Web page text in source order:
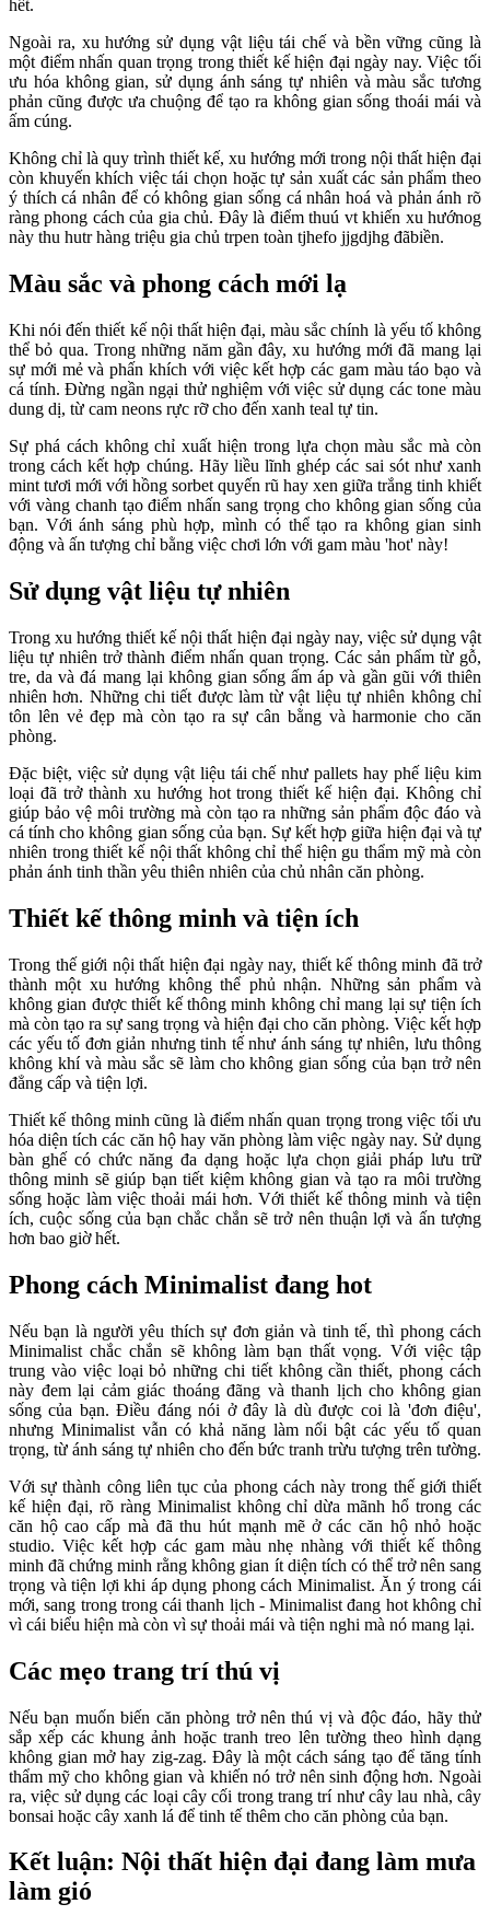
hết.
Ngoài ra, xu hướng sử dụng vật liệu tái chế và bền vững cũng là
một điểm nhấn quan trọng trong thiết kế hiện đại ngày nay. Việc tối
ưu hóa không gian, sử dụng ánh sáng tự nhiên và màu sắc tương
phản cũng được ưa chuộng để tạo ra không gian sống thoái mái và
ấm cúng.
Không chỉ là quy trình thiết kế, xu hướng mới trong nội thất hiện đại
còn khuyến khích việc tái chọn hoặc tự sản xuất các sản phẩm theo
ý thích cá nhân để có không gian sống cá nhân hoá và phản ánh rõ
ràng phong cách của gia chủ. Đây là điểm thuú vt khiến xu hướnog
này thu hutr hàng triệu gia chủ trpen toàn tjhefo jjgdjhg đãbiền.
Màu sắc và phong cách mới lạ
Khi nói đến thiết kế nội thất hiện đại, màu sắc chính là yếu tố không
thể bỏ qua. Trong những năm gần đây, xu hướng mới đã mang lại
sự mới mẻ và phấn khích với việc kết hợp các gam màu táo bạo và
cá tính. Đừng ngần ngại thử nghiệm với việc sử dụng các tone màu
dung dị, từ cam neons rực rỡ cho đến xanh teal tự tin.
Sự phá cách không chỉ xuất hiện trong lựa chọn màu sắc mà còn
trong cách kết hợp chúng. Hãy liều lĩnh ghép các sai sót như xanh
mint tươi mới với hồng sorbet quyến rũ hay xen giữa trắng tinh khiết
với vàng chanh tạo điểm nhấn sang trọng cho không gian sống của
bạn. Với ánh sáng phù hợp, mình có thể tạo ra không gian sinh
động và ấn tượng chỉ bằng việc chơi lớn với gam màu 'hot' này!
Sử dụng vật liệu tự nhiên
Trong xu hướng thiết kế nội thất hiện đại ngày nay, việc sử dụng vật
liệu tự nhiên trở thành điểm nhấn quan trọng. Các sản phẩm từ gỗ,
tre, da và đá mang lại không gian sống ấm áp và gần gũi với thiên
nhiên hơn. Những chi tiết được làm từ vật liệu tự nhiên không chỉ
tôn lên vẻ đẹp mà còn tạo ra sự cân bằng và harmonie cho căn
phòng.
Đặc biệt, việc sử dụng vật liệu tái chế như pallets hay phế liệu kim
loại đã trở thành xu hướng hot trong thiết kế hiện đại. Không chỉ
giúp bảo vệ môi trường mà còn tạo ra những sản phẩm độc đáo và
cá tính cho không gian sống của bạn. Sự kết hợp giữa hiện đại và tự
nhiên trong thiết kế nội thất không chỉ thể hiện gu thẩm mỹ mà còn
phản ánh tinh thần yêu thiên nhiên của chủ nhân căn phòng.
Thiết kế thông minh và tiện ích
Trong thế giới nội thất hiện đại ngày nay, thiết kế thông minh đã trở
thành một xu hướng không thể phủ nhận. Những sản phẩm và
không gian được thiết kế thông minh không chỉ mang lại sự tiện ích
mà còn tạo ra sự sang trọng và hiện đại cho căn phòng. Việc kết hợp
các yếu tố đơn giản nhưng tinh tế như ánh sáng tự nhiên, lưu thông
không khí và màu sắc sẽ làm cho không gian sống của bạn trở nên
đẳng cấp và tiện lợi.
Thiết kế thông minh cũng là điểm nhấn quan trọng trong việc tối ưu
hóa diện tích các căn hộ hay văn phòng làm việc ngày nay. Sử dụng
bàn ghế có chức năng đa dạng hoặc lựa chọn giải pháp lưu trữ
thông minh sẽ giúp bạn tiết kiệm không gian và tạo ra môi trường
sống hoặc làm việc thoải mái hơn. Với thiết kế thông minh và tiện
ích, cuộc sống của bạn chắc chắn sẽ trở nên thuận lợi và ấn tượng
hơn bao giờ hết.
Phong cách Minimalist đang hot
Nếu bạn là người yêu thích sự đơn giản và tinh tế, thì phong cách
Minimalist chắc chắn sẽ không làm bạn thất vọng. Với việc tập
trung vào việc loại bỏ những chi tiết không cần thiết, phong cách
này đem lại cảm giác thoáng đãng và thanh lịch cho không gian
sống của bạn. Điều đáng nói ở đây là dù được coi là 'đơn điệu',
nhưng Minimalist vẫn có khả năng làm nổi bật các yếu tố quan
trọng, từ ánh sáng tự nhiên cho đến bức tranh trừu tượng trên tường.
Với sự thành công liên tục của phong cách này trong thế giới thiết
kế hiện đại, rõ ràng Minimalist không chỉ dừa mãnh hổ trong các
căn hộ cao cấp mà đã thu hút mạnh mẽ ở các căn hộ nhỏ hoặc
studio. Việc kết hợp các gam màu nhẹ nhàng với thiết kế thông
minh đã chứng minh rằng không gian ít diện tích có thể trở nên sang
trọng và tiện lợi khi áp dụng phong cách Minimalist. Ăn ý trong cái
mới, sang trong trong cái thanh lịch - Minimalist đang hot không chỉ
vì cái biểu hiện mà còn vì sự thoải mái và tiện nghi mà nó mang lại.
Các mẹo trang trí thú vị
Nếu bạn muốn biến căn phòng trở nên thú vị và độc đáo, hãy thử
sắp xếp các khung ảnh hoặc tranh treo lên tường theo hình dạng
không gian mở hay zig-zag. Đây là một cách sáng tạo để tăng tính
thẩm mỹ cho không gian và khiến nó trở nên sinh động hơn. Ngoài
ra, việc sử dụng các loại cây cối trong trang trí như cây lau nhà, cây
bonsai hoặc cây xanh lá để tinh tế thêm cho căn phòng của bạn.
Kết luận: Nội thất hiện đại đang làm mưa
làm gió